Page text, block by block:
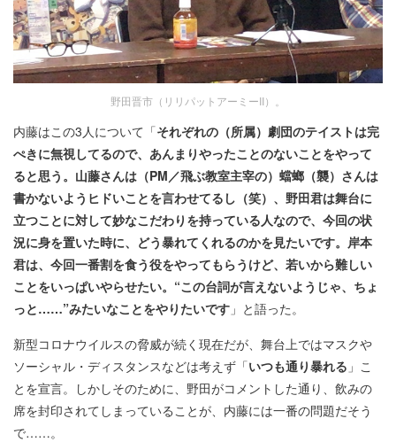
野田晋市（リリパットアーミーII）。
内藤はこの3人について「それぞれの（所属）劇団のテイストは完
ぺきに無視してるので、あんまりやったことのないことをやって
ると思う。山藤さんは（PM／飛ぶ教室主宰の）蟷螂（襲）さんは
書かないようヒドいことを言わせてるし（笑）、野田君は舞台に
立つことに対して妙なこだわりを持っている人なので、今回の状
況に身を置いた時に、どう暴れてくれるのかを見たいです。岸本
君は、今回一番割を食う役をやってもらうけど、若いから難しい
ことをいっぱいやらせたい。“この台詞が言えないようじゃ、ちょ
っと……”みたいなことをやりたいです 」と語った。
新型コロナウイルスの脅威が続く現在だが、舞台上ではマスクや
ソーシャル・ディスタンスなどは考えず「いつも通り暴れる 」こ
とを宣言。しかしそのために、野田がコメントした通り、飲みの
席を封印されてしまっていることが、内藤には一番の問題だそう
で……。